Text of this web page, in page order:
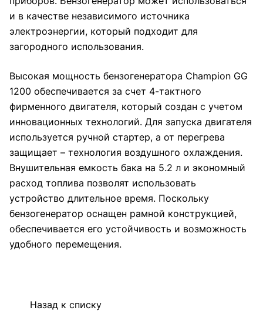
и в качестве независимого источника
электроэнергии, который подходит для
загородного использования.
Высокая мощность бензогенератора Champion GG
1200 обеспечивается за счет 4-тактного
фирменного двигателя, который создан с учетом
инновационных технологий. Для запуска двигателя
используется ручной стартер, а от перегрева
защищает – технология воздушного охлаждения.
Внушительная емкость бака на 5.2 л и экономный
расход топлива позволят использовать
устройство длительное время. Поскольку
бензогенератор оснащен рамной конструкцией,
обеспечивается его устойчивость и возможность
удобного перемещения.
Назад к списку